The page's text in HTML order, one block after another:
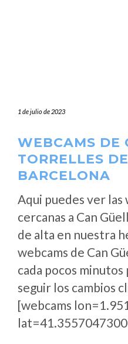
1 de julio de 2023
WEBCAMS DE
TORRELLES
BARCELONA
Aqui puedes ver las
cercanas a Can
de alta en nuestra
webcams de Can
cada pocos minutos
seguir los cambios
[webcams